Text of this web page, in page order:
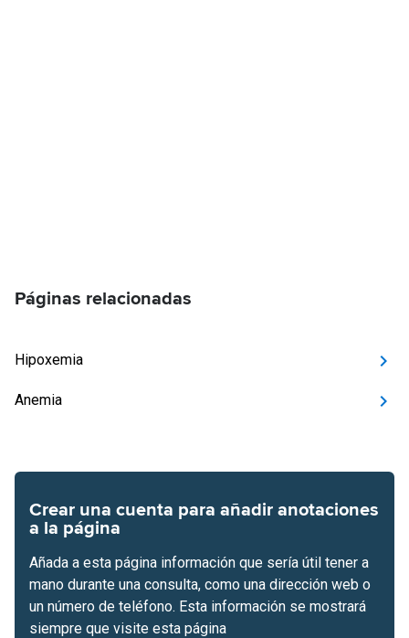
Páginas relacionadas
Hipoxemia
Anemia
Crear una cuenta para añadir anotaciones
a la página
Añada a esta página información que sería útil tener a
mano durante una consulta, como una dirección web o
un número de teléfono. Esta información se mostrará
siempre que visite esta página